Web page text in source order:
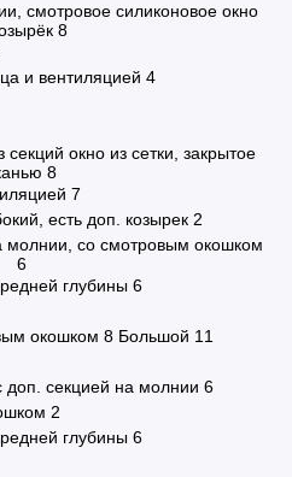
смотровое силиконовое окно
8
и вентиляцией 4
окно из сетки, закрытое
8
7
есть доп. козырек 2
молнии, со смотровым окошком
6
глубины 6
окошком 8 Большой 11
секцией на молнии 6
2
глубины 6